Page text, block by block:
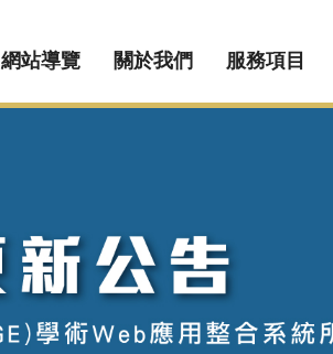
網站導覽 關於我們 服務項目